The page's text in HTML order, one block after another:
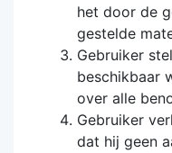
het door de
gestelde
Gebruiker
beschikbaar
over alle
Gebruiker
dat hij geen